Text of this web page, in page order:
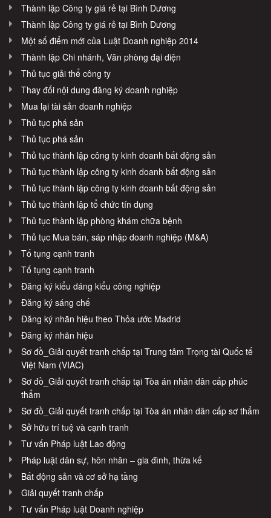
Thành lập Công ty giá rẻ tại Bình Dương
Thành lập Công ty giá rẻ tại Bình Dương
Một số điểm mới của Luật Doanh nghiệp 2014
Thành lập Chi nhánh, Văn phòng đại diện
Thủ tục giải thể công ty
Thay đổi nội dung đăng ký doanh nghiệp
Mua lại tài sản doanh nghiệp
Thủ tục phá sản
Thủ tục phá sản
Thủ tục thành lập công ty kinh doanh bất động sản
Thủ tục thành lập công ty kinh doanh bất động sản
Thủ tục thành lập công ty kinh doanh bất động sản
Thủ tục thành lập tổ chức tín dụng
Thủ tục thành lập phòng khám chữa bệnh
Thủ tục Mua bán, sáp nhập doanh nghiệp (M&A)
Tố tụng cạnh tranh
Tố tụng cạnh tranh
Đăng ký kiểu dáng kiểu công nghiệp
Đăng ký sáng chế
Đăng ký nhãn hiệu theo Thỏa ước Madrid
Đăng ký nhãn hiệu
Sơ đồ_Giải quyết tranh chấp tại Trung tâm Trọng tài Quốc tế
Việt Nam (VIAC)
Sơ đồ_Giải quyết tranh chấp tại Tòa án nhân dân cấp phúc
thẩm
Sơ đồ_Giải quyết tranh chấp tại Tòa án nhân dân cấp sơ thẩm
Sở hữu trí tuệ và cạnh tranh
Tư vấn Pháp luật Lao động
Pháp luật dân sự, hôn nhân – gia đình, thừa kế
Bất động sản và cơ sở hạ tầng
Giải quyết tranh chấp
Tư vấn Pháp luật Doanh nghiệp